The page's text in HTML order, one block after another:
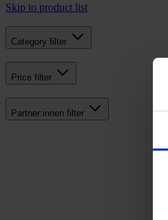
Skip to product list
Category filter
Price filter
Partner:innen filter